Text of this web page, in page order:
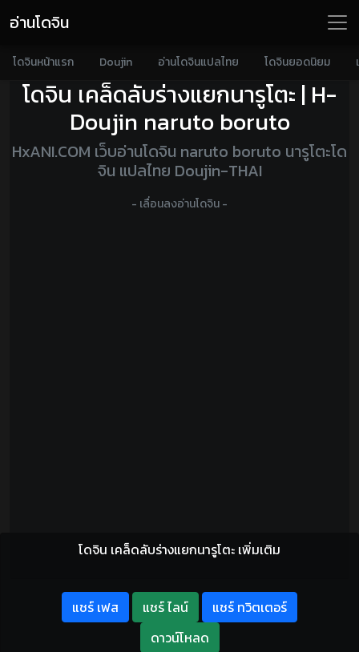
อ่านโดจิน
โดจินหน้าแรก Doujin อ่านโดจินแปลไทย โดจินยอดนิยม
โดจิน เคล็ดลับร่างแยกนารูโตะ | H-
Doujin naruto boruto
HxANI.COM เว็บอ่านโดจิน naruto boruto นารูโตะโด
จิน แปลไทย Doujin-THAI
- เลื่อนลงอ่านโดจิน -
โดจิน เคล็ดลับร่างแยกนารูโตะ เพิ่มเติม
แชร์ เฟส แชร์ ไลน์
แชร์ ทวิตเตอร์
ดาวน์โหลด